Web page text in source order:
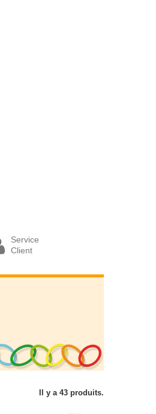
Service
Client
Il y a 43 produits.